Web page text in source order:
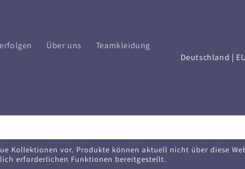
Über uns Teamkleidung
R
Kollektionen vor. Produkte können aktuell nicht über diese
erforderlichen Funktionen bereitgestellt.